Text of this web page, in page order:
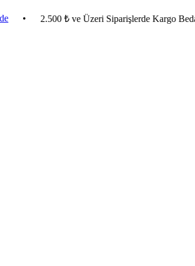
2.500 ₺ ve Üzeri Siparişlerde Kargo Bedava •